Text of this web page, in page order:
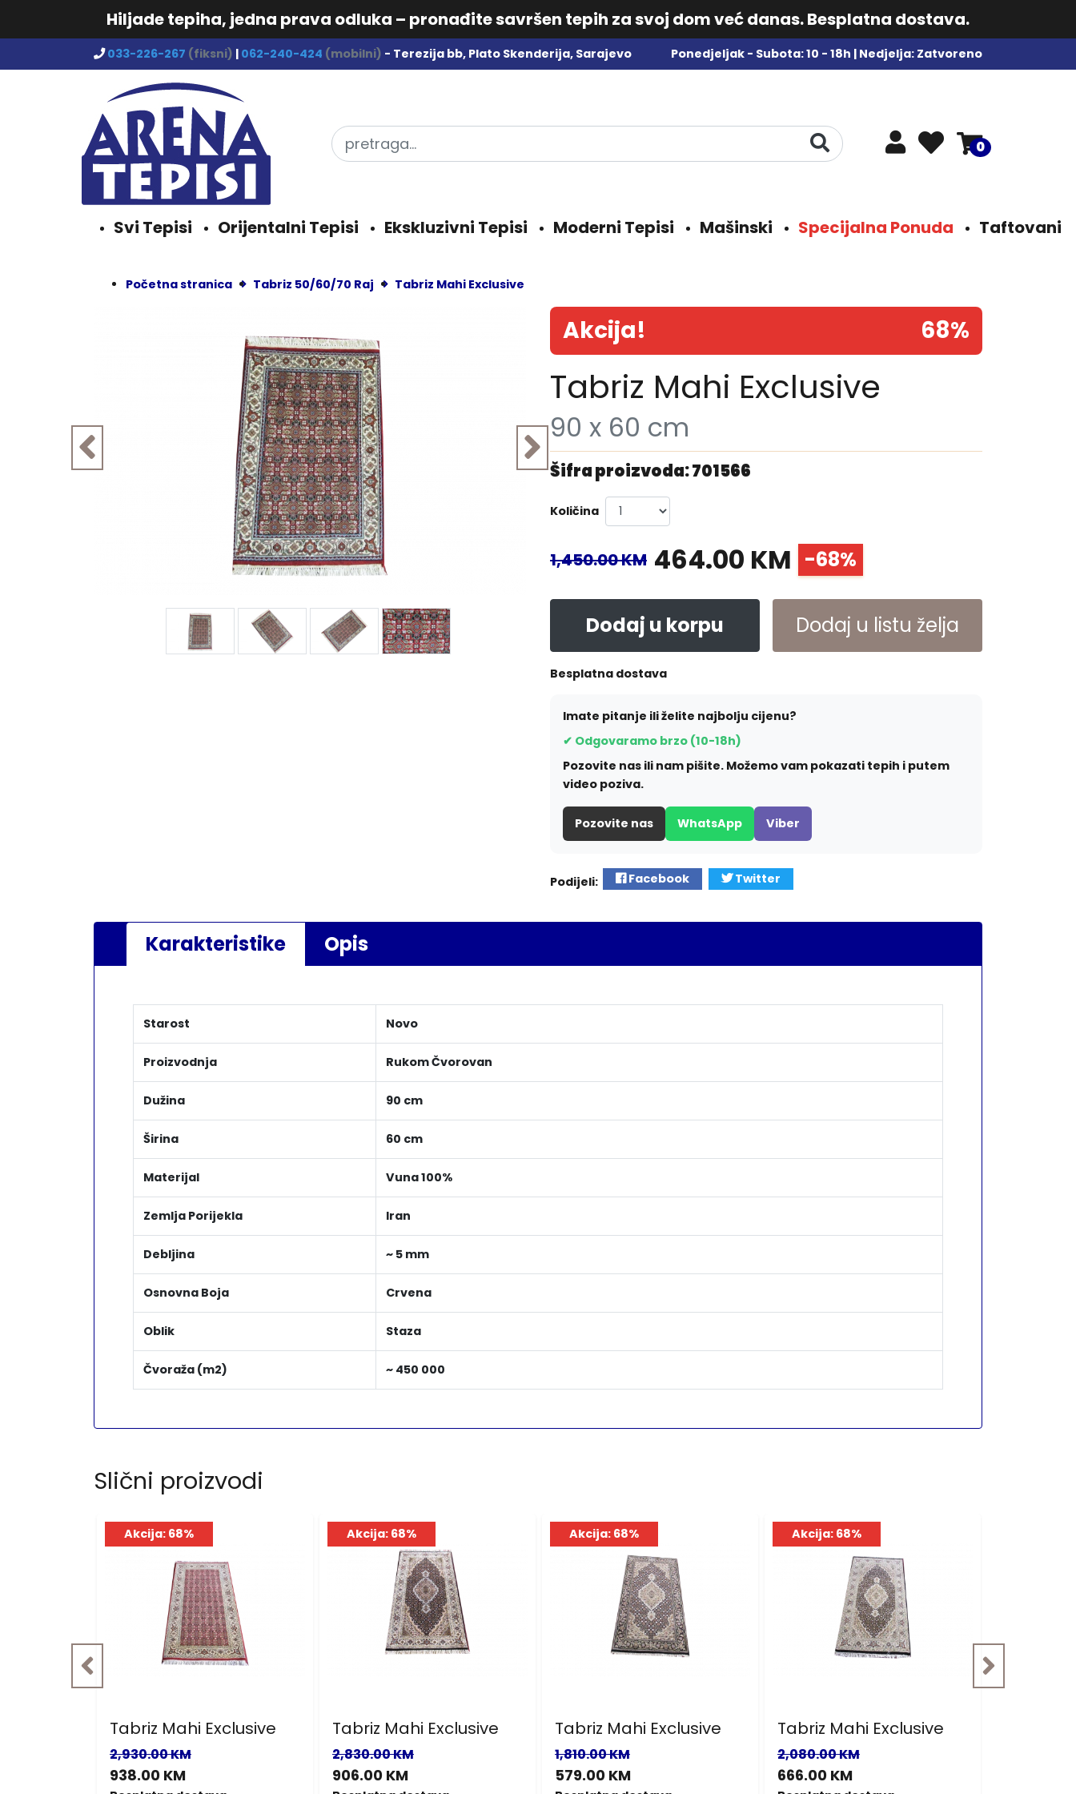
Hiljade tepiha, jedna prava odluka – pronađite savršen tepih za svoj dom već danas. Besplatna dostava.
033-226-267 (fiksni) | 062-240-424 (mobilni) - Terezija bb, Plato Skenderija, Sarajevo Ponedjeljak - Subota: 10 - 18h | Nedjelja: Zatvoreno
0
Svi Tepisi Orijentalni Tepisi Ekskluzivni Tepisi Moderni Tepisi Mašinski Specijalna Ponuda Taftovani
Početna stranica Tabriz 50/60/70 Raj Tabriz Mahi Exclusive
Akcija! 68%
Tabriz Mahi Exclusive
90 x 60 cm
Šifra proizvoda: 701566
Količina
1,450.00 KM 464.00 KM -68%
Dodaj u korpu Dodaj u listu želja
Besplatna dostava
Imate pitanje ili želite najbolju cijenu?
✔ Odgovaramo brzo (10-18h)
Pozovite nas ili nam pišite. Možemo vam pokazati tepih i putem
video poziva.
Pozovite nas WhatsApp Viber
Podijeli: Facebook Twitter
Karakteristike Opis
Starost Novo
Proizvodnja Rukom Čvorovan
Dužina 90 cm
Širina 60 cm
Materijal Vuna 100%
Zemlja Porijekla Iran
Debljina ~ 5 mm
Osnovna Boja Crvena
Oblik Staza
Čvoraža (m2) ~ 450 000
Slični proizvodi
Akcija: 68%
Tabriz Mahi Exclusive
2,930.00 KM
938.00 KM
Akcija: 68%
Tabriz Mahi Exclusive
2,830.00 KM
906.00 KM
Akcija: 68%
Tabriz Mahi Exclusive
1,810.00 KM
579.00 KM
Akcija: 68%
Tabriz Mahi Exclusive
2,080.00 KM
666.00 KM